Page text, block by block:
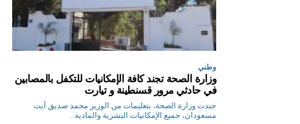
وطني
وزارة الصحة تجند كافة الإمكانيات للتكفل بالمصابين
في حادثي مرور قسنطينة و تيارت
جندت وزارة الصحة، بتعليمات من الوزير محمد صديق آيت
مسعودان، جميع الإمكانيات البشرية والمادية...